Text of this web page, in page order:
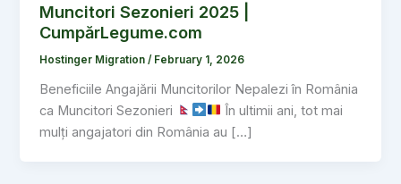
Muncitori Sezonieri 2025 |
CumpărLegume.com
Hostinger Migration/ February 1, 2026
Beneficiile Angajării Muncitorilor Nepalezi în România
ca Muncitori Sezonieri
În ultimii ani, tot mai
mulți angajatori din România au […]